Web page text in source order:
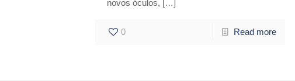
novos óculos, […]
0 Read more